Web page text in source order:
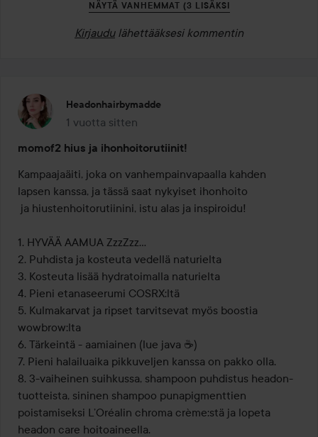
NÄYTÄ VANHEMMAT (3 LISÄKSI
Kirjaudu lähettääksesi kommentin
Headonhairbymadde
1 vuotta sitten
Viesti luotiin 1 vuotta sitten
momof2 hius ja ihonhoitorutiinit!
Kampaajaäiti, joka on vanhempainvapaalla kahden
lapsen kanssa, ja tässä saat nykyiset ihonhoito
1. HYVÄÄ AAMUA ZzzZzz…
2. Puhdista ja kosteuta vedellä naturielta
3. Kosteuta lisää hydratoimalla naturielta
4. Pieni etanaseerumi COSRX:ltä
5. Kulmakarvat ja ripset tarvitsevat myös boostia
wowbrow:lta
6. Tärkeintä - aamiainen (lue java ☕️)
7. Pieni halailuaika pikkuveljen kanssa on pakko olla.
8. 3-vaiheinen suihkussa, shampoon puhdistus headon-
tuotteista, sininen shampoo punapigmenttien
poistamiseksi L’Oréalin chroma crème:stä ja lopeta
headon care hoitoaineella.